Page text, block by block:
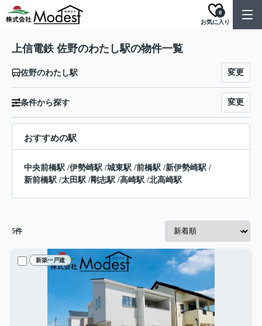
お気に入り
0
上信電鉄 佐野のわたし駅の物件一覧
佐野のわたし駅 変更
条件から探す 変更
おすすめの駅
中央前橋駅 /伊勢崎駅 /城東駅 /前橋駅 /新伊勢崎駅 /
新前橋駅 /太田駅 /剛志駅 /高崎駅 /北高崎駅
5件
新築一戸建